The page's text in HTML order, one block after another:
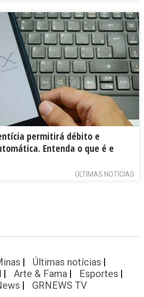
permitirá débito e
Entenda o que é e
ÚLTIMAS NOTÍCIAS
Últimas notícias
Arte & Fama
Esportes
GRNEWS TV